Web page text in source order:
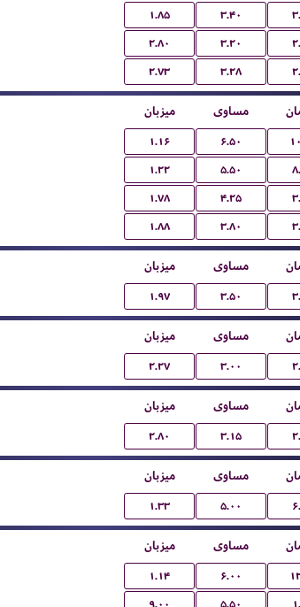
۱.۸۵ ۳.۴۰
۲.۸۰ ۳.۲۰
۲.۷۳ ۳.۲۸
میزبان مساوی
۱.۱۶ ۶.۵۰
۱.۲۲ ۵.۵۰
۱.۷۸ ۴.۲۵
۱.۸۸ ۳.۸۰
میزبان مساوی
۱.۹۷ ۳.۵۰
میزبان مساوی
۲.۲۷ ۳.۰۰
میزبان مساوی
۲.۸۰ ۳.۱۵
میزبان مساوی
۱.۳۳ ۵.۰۰
میزبان مساوی
۱.۱۴ ۶.۰۰